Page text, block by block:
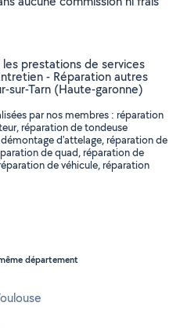
prestations de services
- Réparation autres
sur-Tarn (Haute-garonne)
par nos membres : réparation
réparation de tondeuse
d'attelage, réparation de
de quad, réparation de
de véhicule, réparation
département